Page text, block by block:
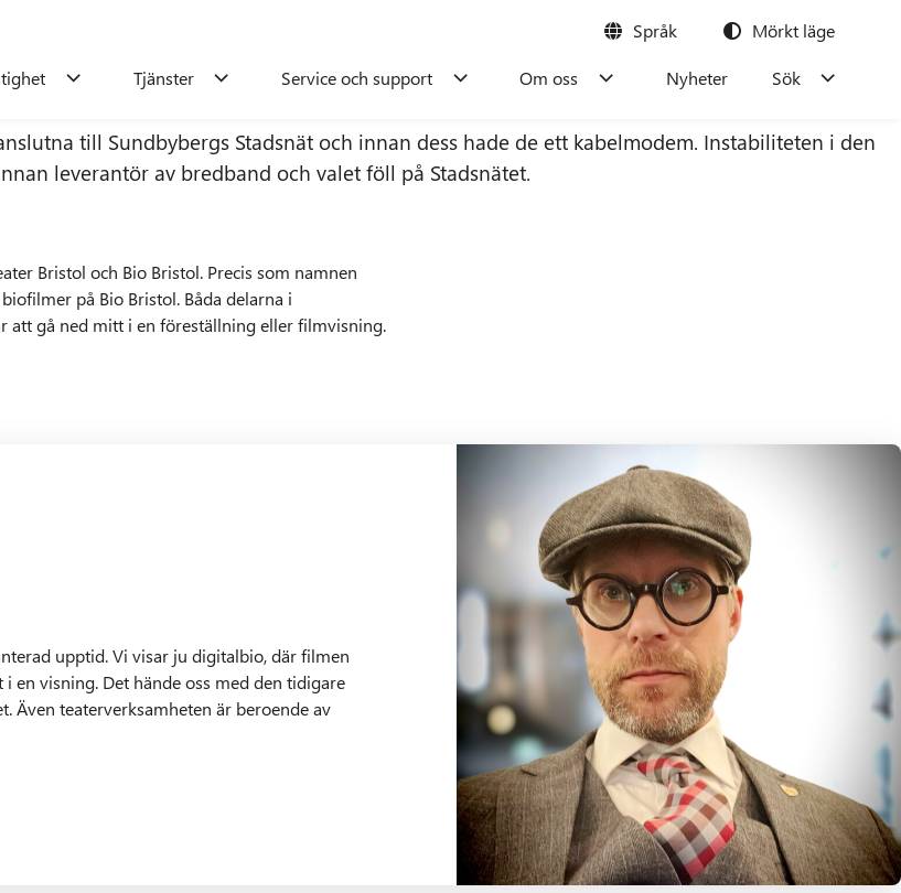
Språk Mörkt läge
FörvaltarenFöretag
Tjänster
Telefoni
Service och support
Service och support
08-706 91 35
Kontakta oss
Om oss
Om oss
Om oss
Nyheter Sök
Sök
till Sundbybergs Stadsnät och innan dess hade de ett kabelmodem. Instabiliteten i den
leverantör av bredband och valet föll på Stadsnätet.
Bristol och Bio Bristol. Precis som namnen
på Bio Bristol. Båda delarna i
att gå ned mitt i en föreställning eller filmvisning.
upptid. Vi visar ju digitalbio, där filmen
en visning. Det hände oss med den tidigare
Även teaterverksamheten är beroende av